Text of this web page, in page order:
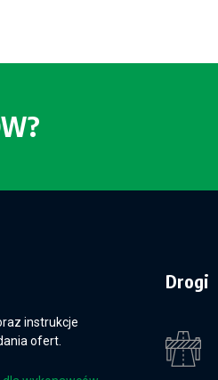
instrukcje
ofert.
Drogi